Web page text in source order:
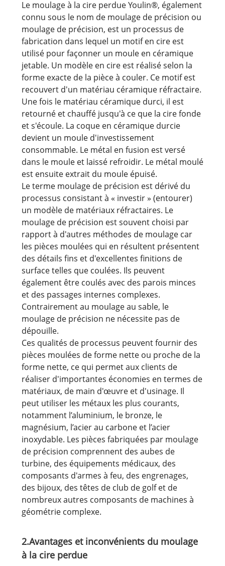
Le moulage à la cire perdue Youlin®, également
connu sous le nom de moulage de précision ou
moulage de précision, est un processus de
fabrication dans lequel un motif en cire est
utilisé pour façonner un moule en céramique
jetable. Un modèle en cire est réalisé selon la
forme exacte de la pièce à couler. Ce motif est
recouvert d'un matériau céramique réfractaire.
Une fois le matériau céramique durci, il est
retourné et chauffé jusqu'à ce que la cire fonde
et s'écoule. La coque en céramique durcie
devient un moule d'investissement
consommable. Le métal en fusion est versé
dans le moule et laissé refroidir. Le métal moulé
est ensuite extrait du moule épuisé.
Le terme moulage de précision est dérivé du
processus consistant à « investir » (entourer)
un modèle de matériaux réfractaires. Le
moulage de précision est souvent choisi par
rapport à d'autres méthodes de moulage car
les pièces moulées qui en résultent présentent
des détails fins et d'excellentes finitions de
surface telles que coulées. Ils peuvent
également être coulés avec des parois minces
et des passages internes complexes.
Contrairement au moulage au sable, le
moulage de précision ne nécessite pas de
dépouille.
Ces qualités de processus peuvent fournir des
pièces moulées de forme nette ou proche de la
forme nette, ce qui permet aux clients de
réaliser d'importantes économies en termes de
matériaux, de main d'œuvre et d'usinage. Il
peut utiliser les métaux les plus courants,
notamment l’aluminium, le bronze, le
magnésium, l’acier au carbone et l’acier
inoxydable. Les pièces fabriquées par moulage
de précision comprennent des aubes de
turbine, des équipements médicaux, des
composants d'armes à feu, des engrenages,
des bijoux, des têtes de club de golf et de
nombreux autres composants de machines à
géométrie complexe.
2.Avantages et inconvénients du moulage
à la cire perdue